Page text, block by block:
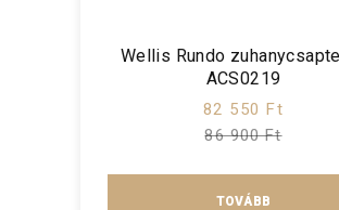
Wellis Rundo
ACS0219
82 550 Ft
86 900 Ft
TOVÁBB